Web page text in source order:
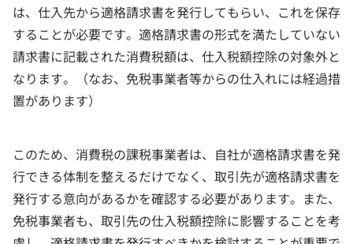
は、仕入先から適格請求書を発行してもらい、これを保存
することが必要です。適格請求書の形式を満たしていない
請求書に記載された消費税額は、仕入税額控除の対象外と
なります。（なお、免税事業者等からの仕入れには経過措
置があります）
このため、消費税の課税事業者は、自社が適格請求書を発
行できる体制を整えるだけでなく、取引先が適格請求書を
発行する意向があるかを確認する必要があります。また、
免税事業者も、取引先の仕入税額控除に影響することを考